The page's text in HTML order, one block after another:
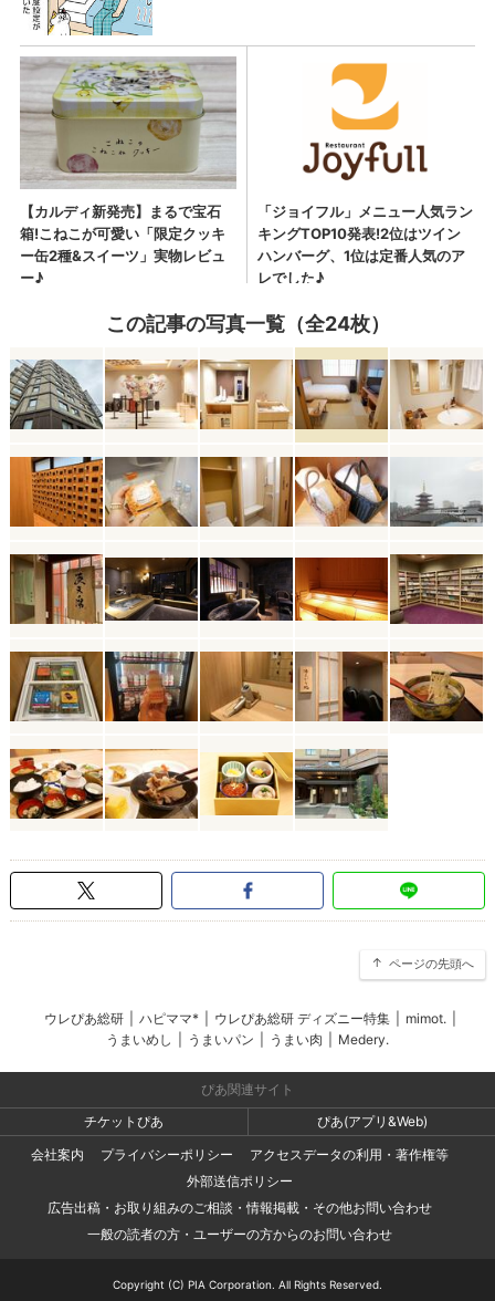
この記事の写真一覧（全24枚）
ページの先頭へ
ウレぴあ総研 ハピママ* ウレぴあ総研 ディズニー特集 mimot.
うまいめし
うまいパン うまい肉 Medery.
ぴあ関連サイト
チケットぴあ
ぴあ(アプリ&Web)
会社案内
プライバシーポリシー
アクセスデータの利用・著作権等
外部送信ポリシー
広告出稿・お取り組みのご相談・情報掲載・その他お問い合わせ
一般の読者の方・ユーザーの方からのお問い合わせ
Copyright (C) PIA Corporation. All Rights Reserved.